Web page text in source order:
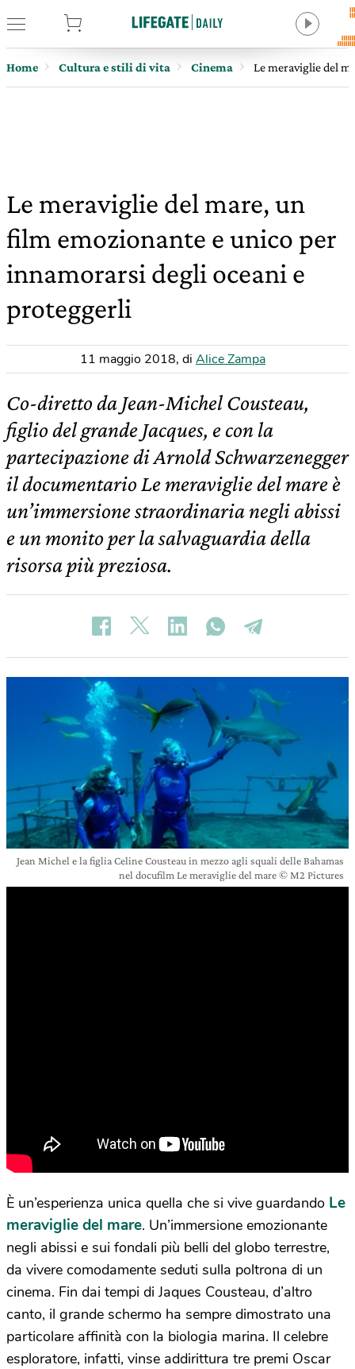
Home Cultura e stili di vita Cinema Le meraviglie del
Le meraviglie del mare, un
film emozionante e unico per
innamorarsi degli oceani e
proteggerli
11 maggio 2018, di Alice Zampa
Co-diretto da Jean-Michel Cousteau,
figlio del grande Jacques, e con la
partecipazione di Arnold Schwarzenegger
il documentario Le meraviglie del mare è
un’immersione straordinaria negli abissi
e un monito per la salvaguardia della
risorsa più preziosa.
Jean Michel e la figlia Celine Cousteau in mezzo agli squali delle Bahamas
nel docufilm Le meraviglie del mare © M2 Pictures
È un’esperienza unica quella che si vive guardando Le
meraviglie del mare. Un’immersione emozionante
negli abissi e sui fondali più belli del globo terrestre,
da vivere comodamente seduti sulla poltrona di un
cinema. Fin dai tempi di Jaques Cousteau, d’altro
canto, il grande schermo ha sempre dimostrato una
particolare affinità con la biologia marina. Il celebre
esploratore, infatti, vinse addirittura tre premi Oscar